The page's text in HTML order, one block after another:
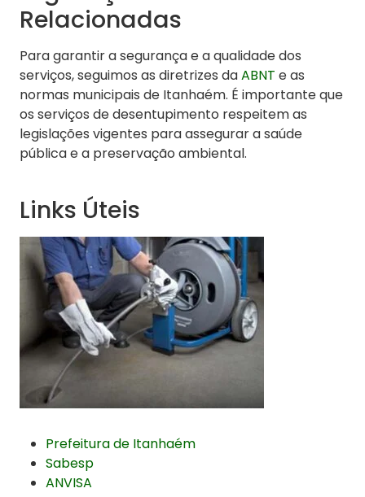
Relacionadas
Para garantir a segurança e a qualidade dos
serviços, seguimos as diretrizes daABNT e as
normas municipais de Itanhaém. É importante que
os serviços de desentupimento respeitem as
legislações vigentes para assegurar a saúde
pública e a preservação ambiental.
Links Úteis
Prefeitura de Itanhaém
Sabesp
ANVISA